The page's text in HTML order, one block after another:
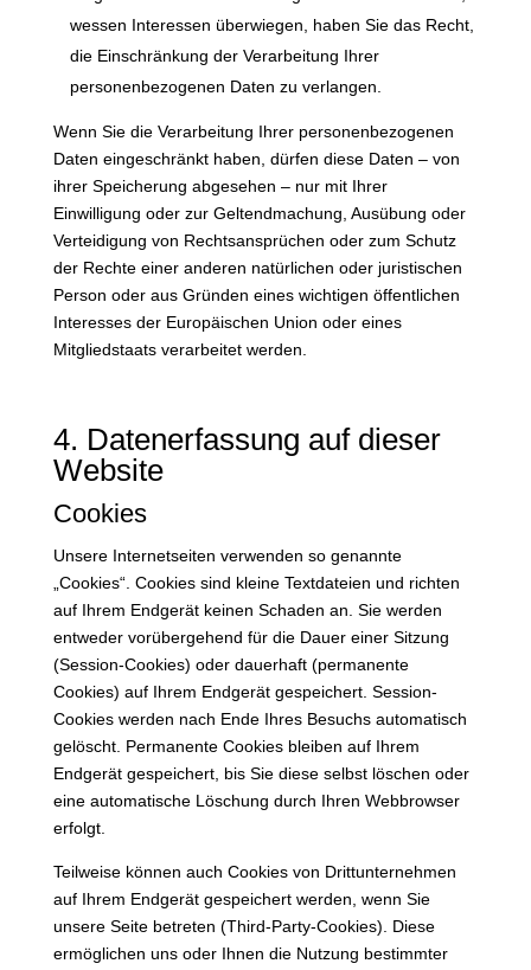
wessen Interessen überwiegen, haben Sie das Recht,
die Einschränkung der Verarbeitung Ihrer
personenbezogenen Daten zu verlangen.
Wenn Sie die Verarbeitung Ihrer personenbezogenen
Daten eingeschränkt haben, dürfen diese Daten – von
ihrer Speicherung abgesehen – nur mit Ihrer
Einwilligung oder zur Geltendmachung, Ausübung oder
Verteidigung von Rechtsansprüchen oder zum Schutz
der Rechte einer anderen natürlichen oder juristischen
Person oder aus Gründen eines wichtigen öffentlichen
Interesses der Europäischen Union oder eines
Mitgliedstaats verarbeitet werden.
4. Datenerfassung auf dieser
Website
Cookies
Unsere Internetseiten verwenden so genannte
„Cookies“. Cookies sind kleine Textdateien und richten
auf Ihrem Endgerät keinen Schaden an. Sie werden
entweder vorübergehend für die Dauer einer Sitzung
(Session-Cookies) oder dauerhaft (permanente
Cookies) auf Ihrem Endgerät gespeichert. Session-
Cookies werden nach Ende Ihres Besuchs automatisch
gelöscht. Permanente Cookies bleiben auf Ihrem
Endgerät gespeichert, bis Sie diese selbst löschen oder
eine automatische Löschung durch Ihren Webbrowser
erfolgt.
Teilweise können auch Cookies von Drittunternehmen
auf Ihrem Endgerät gespeichert werden, wenn Sie
unsere Seite betreten (Third-Party-Cookies). Diese
ermöglichen uns oder Ihnen die Nutzung bestimmter